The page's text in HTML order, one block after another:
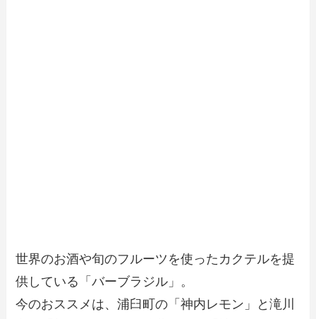
世界のお酒や旬のフルーツを使ったカクテルを提
供している「バーブラジル」。
今のおススメは、浦臼町の「神内レモン」と滝川